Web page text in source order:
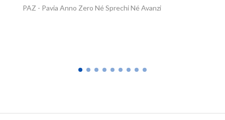
Bilancio partecipativo della città di Mantova (progetto